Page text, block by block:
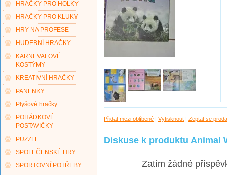
HRAČKY PRO HOLKY
HRAČKY PRO KLUKY
HRY NA PROFESE
HUDEBNÍ HRAČKY
KARNEVALOVÉ
KOSTÝMY
KREATIVNÍ HRAČKY
PANENKY
Plyšové hračky
POHÁDKOVÉ
POSTAVIČKY
PUZZLE
SPOLEČENSKÉ HRY
SPORTOVNÍ POTŘEBY
Přidat mezi oblíbené | Vytisknout | Zeptat se
Diskuse k produktu Animal
Zatím žádné